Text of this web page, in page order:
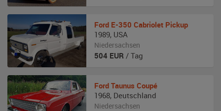
Ford E-350 Cabriolet Pickup
1989, USA
Niedersachsen
504 EUR / Tag
Ford Taunus Coupé
1968, Deutschland
Niedersachsen